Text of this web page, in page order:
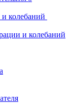
колебаний
и колебаний